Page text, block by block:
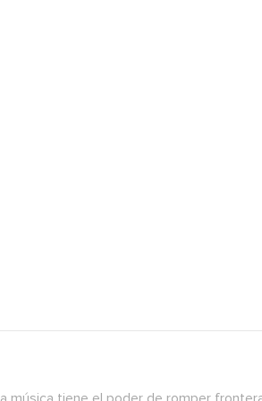
música tiene el poder de romper